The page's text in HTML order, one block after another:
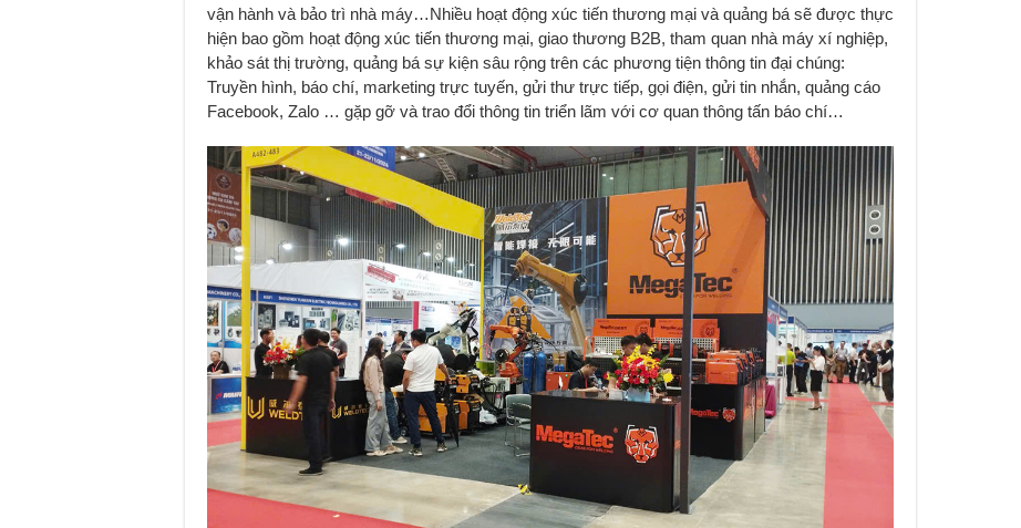
vận hành và bảo trì nhà máy…Nhiều hoạt động xúc tiến thương mại và quảng bá sẽ được thực
hiện bao gồm hoạt động xúc tiến thương mại, giao thương B2B, tham quan nhà máy xí nghiệp,
khảo sát thị trường, quảng bá sự kiện sâu rộng trên các phương tiện thông tin đại chúng:
Truyền hình, báo chí, marketing trực tuyến, gửi thư trực tiếp, gọi điện, gửi tin nhắn, quảng cáo
Facebook, Zalo … gặp gỡ và trao đổi thông tin triển lãm với cơ quan thông tấn báo chí…